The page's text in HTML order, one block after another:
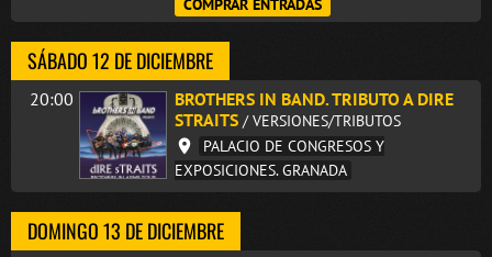
COMPRAR ENTRADAS
SÁBADO 12 DE DICIEMBRE
20:00
BROTHERS IN BAND. TRIBUTO A DIRE
STRAITS / VERSIONES/TRIBUTOS
PALACIO DE CONGRESOS Y
EXPOSICIONES. GRANADA
DOMINGO 13 DE DICIEMBRE